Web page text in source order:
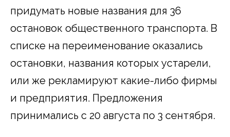
придумать новые названия для 36
остановок общественного транспорта. В
списке на переименование оказались
остановки, названия которых устарели,
или же рекламируют какие-либо фирмы
и предприятия. Предложения
принимались с 20 августа по 3 сентября.